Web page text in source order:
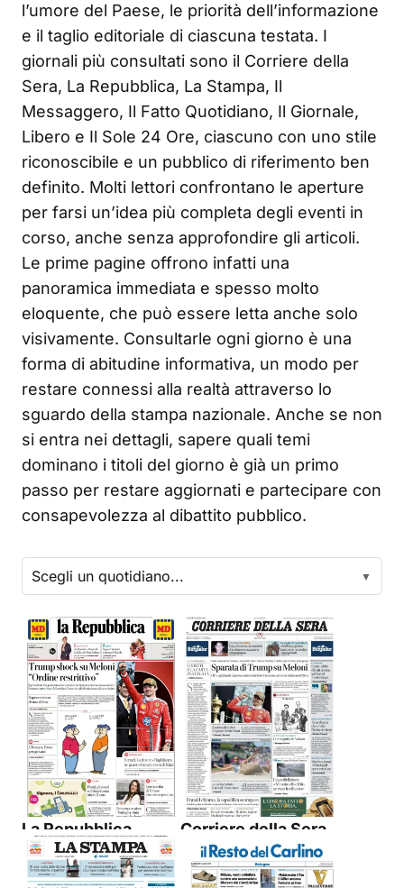
l’umore del Paese, le priorità dell’informazione
e il taglio editoriale di ciascuna testata. I
giornali più consultati sono il Corriere della
Sera, La Repubblica, La Stampa, Il
Messaggero, Il Fatto Quotidiano, Il Giornale,
Libero e Il Sole 24 Ore, ciascuno con uno stile
riconoscibile e un pubblico di riferimento ben
definito. Molti lettori confrontano le aperture
per farsi un’idea più completa degli eventi in
corso, anche senza approfondire gli articoli.
Le prime pagine offrono infatti una
panoramica immediata e spesso molto
eloquente, che può essere letta anche solo
visivamente. Consultarle ogni giorno è una
forma di abitudine informativa, un modo per
restare connessi alla realtà attraverso lo
sguardo della stampa nazionale. Anche se non
si entra nei dettagli, sapere quali temi
dominano i titoli del giorno è già un primo
passo per restare aggiornati e partecipare con
consapevolezza al dibattito pubblico.
▼
La Repubblica Corriere della Sera